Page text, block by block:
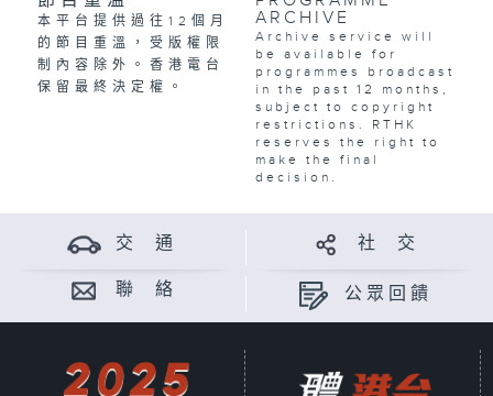
本平台提供過往12個月
的節目重溫，受版權限
制內容除外。香港電台
保留最終決定權。
ARCHIVE
Archive service will
be available for
programmes broadcast
in the past 12 months,
subject to copyright
restrictions. RTHK
reserves the right to
make the final
decision.
交 通 社 交
聯 絡 公眾回饋